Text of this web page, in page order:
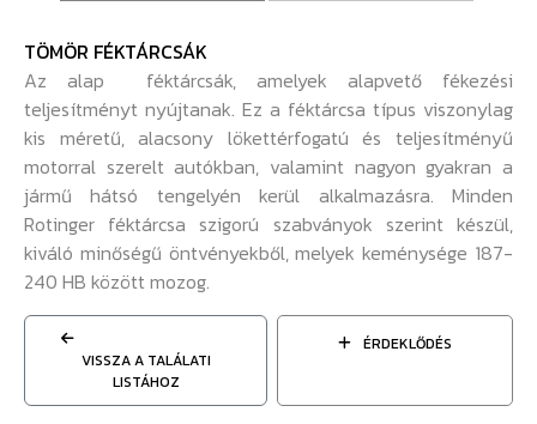
TÖMÖR FÉKTÁRCSÁK
Az alap féktárcsák, amelyek alapvető fékezési
teljesítményt nyújtanak. Ez a féktárcsa típus viszonylag
kis méretű, alacsony lökettérfogatú és teljesítményű
motorral szerelt autókban, valamint nagyon gyakran a
jármű hátsó tengelyén kerül alkalmazásra. Minden
Rotinger féktárcsa szigorú szabványok szerint készül,
kiváló minőségű öntvényekből, melyek keménysége 187-
240 HB között mozog.
VISSZA A TALÁLATI
LISTÁHOZ
ÉRDEKLŐDÉS